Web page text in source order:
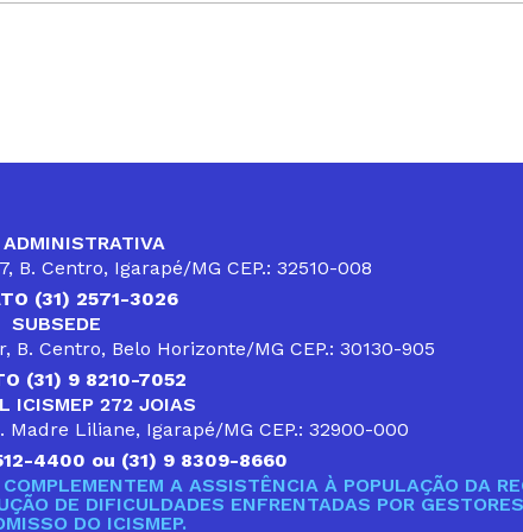
ADMINISTRATIVA
B. Centro, Igarapé/MG CEP.: 32510-008
(31) 2571-3026
SUBSEDE
B. Centro, Belo Horizonte/MG CEP.: 30130-905
(31) 9 8210-7052
ICISMEP 272 JOIAS
Liliane, Igarapé/MG CEP.: 32900-000
4400 ou (31) 9 8309-8660
A ASSISTÊNCIA À POPULAÇÃO DA
DE DIFICULDADES ENFRENTADAS POR
DO ICISMEP.